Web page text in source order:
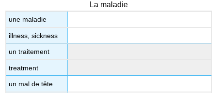
supplémentaire
Les
accidents
Les
parties
du
corps
Les
La maladie
une maladie
illness, sickness
un traitement
treatment
un mal de tête